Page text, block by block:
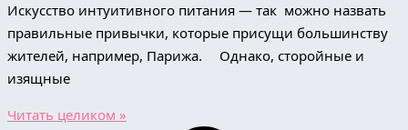
Искусство интуитивного питания — так можно назвать
правильные привычки, которые присущи большинству
жителей, например, Парижа. ⠀ Однако, сторойные и
изящные
Читать целиком »